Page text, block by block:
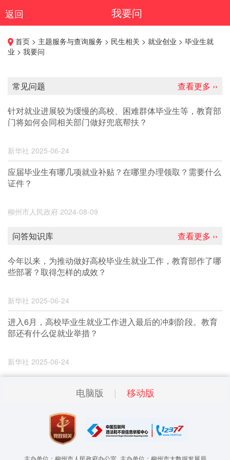
返回 我要问
首页 > 主题服务与查询服务 > 民生相关 > 就业创业 > 毕业生就
业 > 我要问
查看更多 ››
常见问题
针对就业进展较为缓慢的高校、困难群体毕业生等，教育部
门将如何会同相关部门做好兜底帮扶？
新华社 2025-06-24
应届毕业生有哪几项就业补贴？在哪里办理领取？需要什么
证件？
柳州市人民政府 2024-08-09
查看更多 ››
问答知识库
今年以来，为推动做好高校毕业生就业工作，教育部作了哪
些部署？取得怎样的成效？
新华社 2025-06-24
进入6月，高校毕业生就业工作进入最后的冲刺阶段。教育
部还有什么促就业举措？
新华社 2025-06-24
电脑版 移动版